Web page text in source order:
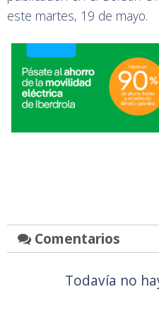
este martes, 19 de mayo.
Comentarios
Todavía no